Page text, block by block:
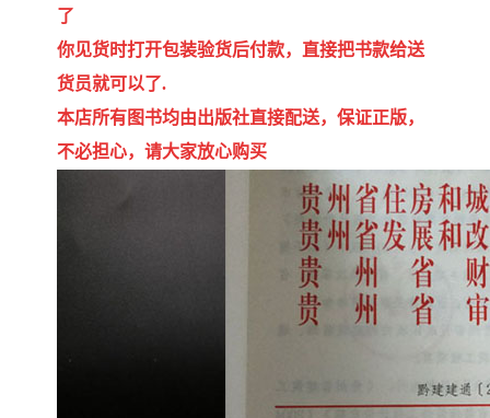
了
你见货时打开包装验货后付款，直接把书款给送
货员就可以了.
本店所有图书均由出版社直接配送，保证正版，
不必担心，请大家放心购买